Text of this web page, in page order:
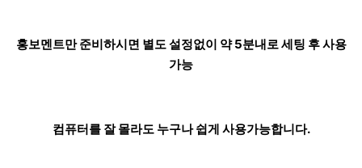
홍보멘트만 준비하시면 별도 설정없이 약 5분내로 세팅 후 사용
가능
컴퓨터를 잘 몰라도 누구나 쉽게 사용가능합니다.